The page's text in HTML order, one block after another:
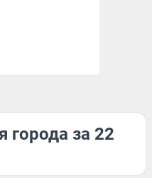
города за 22